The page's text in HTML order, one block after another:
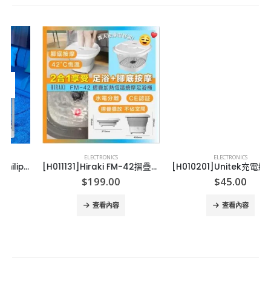
ELECTRONICS
[H011131]Hiraki FM-42摺疊加熱恆溫按摩足浴桶
199.00
查看內容
ELECTRONICS
[H010201]Unitek充電線Y-C4031 APPLE(lightning)/android (micro)
45.00
查看內容